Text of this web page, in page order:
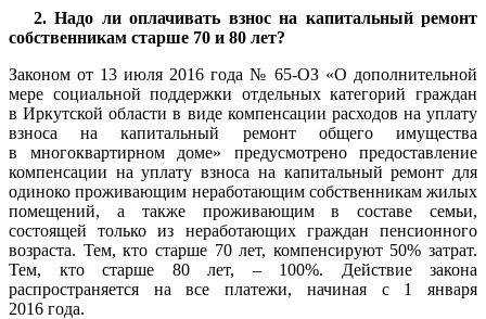
2. Надо ли оплачивать взнос на капитальный ремонт
собственникам старше 70 и 80 лет?
Законом от 13 июля 2016 года № 65-ОЗ «О дополнительной
мере социальной поддержки отдельных категорий граждан
в Иркутской области в виде компенсации расходов на уплату
взноса на капитальный ремонт общего имущества
в многоквартирном доме» предусмотрено предоставление
компенсации на уплату взноса на капитальный ремонт для
одиноко проживающим неработающим собственникам жилых
помещений, а также проживающим в составе семьи,
состоящей только из неработающих граждан пенсионного
возраста. Тем, кто старше 70 лет, компенсируют 50% затрат.
Тем, кто старше 80 лет, – 100%. Действие закона
распространяется на все платежи, начиная с 1 января
2016 года.